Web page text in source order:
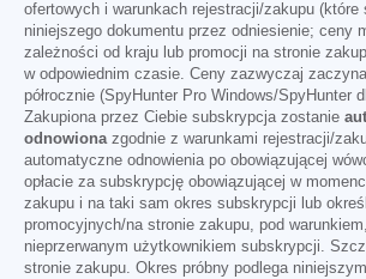
ofertowych i warunkach rejestracji/zakupu (które
niniejszego dokumentu przez odniesienie; ceny
zależności od kraju lub promocji na stronie
w odpowiednim czasie. Ceny zazwyczaj
półrocznie (SpyHunter Pro Windows/SpyHunter
Zakupiona przez Ciebie subskrypcja zostanie
odnowionazgodnie z warunkami rejestracji/
automatyczne odnowienia po obowiązującej
opłacie za subskrypcję obowiązującej w
zakupu i na taki sam okres subskrypcji lub
promocyjnych/na stronie zakupu, pod
nieprzerwanym użytkownikiem subskrypcji.
stronie zakupu. Okres próbny podlega